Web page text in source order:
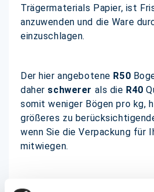
Trägermaterials Papier, ist
anzuwenden und die Ware
einzuschlagen.
Der hier angebotene R50
daher schwerer als die R40
somit weniger Bögen pro kg,
größeres zu
wenn Sie die Verpackung für
mitwiegen.
Weitere Artikel aus unserer